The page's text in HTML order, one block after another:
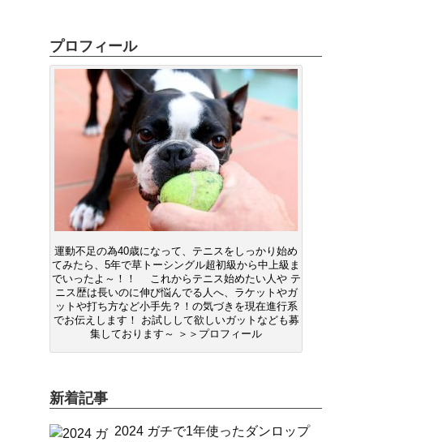
プロフィール
運動不足の為40歳になって、テニスをしっかり始め
てみたら、5年で草トーシングル超初級から中上級ま
でいったよ～！！ これからテニス始めたい人や テ
ニス歴は長いのに伸び悩んでる人へ、ラケットやガ
ットや打ち方など小手先？！の気づきを現在進行系
でお伝えします！ お試しして欲しいガットなども募
集しております～ ＞＞プロフィール
新着記事
2024 ガチで1年使ったダンロップ